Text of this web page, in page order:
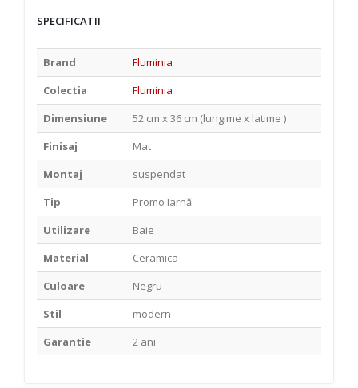
SPECIFICATII
Brand
Fluminia
Colectia
Fluminia
Dimensiune
52 cm x 36 cm (lungime x latime )
Finisaj
Mat
Montaj
suspendat
Tip
Promo Iarnă
Utilizare
Baie
Material
Ceramica
Culoare
Negru
Stil
modern
Garantie
2 ani